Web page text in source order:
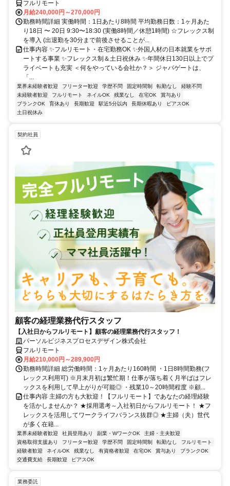
フルリモート
月給240,000円～270,000円
勤務時間詳細 実働時間：1日あたり8時間 平均勤務日数：1ヶ月あた
り18日 〜 20日 9:30〜18:30 (実働8時間／休憩1時間) ☆フレックス制
を導入 (出退勤を30分まで前後させることが...
仕事内容 ✨フルリモート・在宅勤務OK ✨外国人材の日本就業をサポ
ートする事業 ✨フレックス制＆土日祝休み ✨年間休日130日以上でプ
ライベートも充実 ＜何をやっている会社か？＞ ジャパゲートは、
「...
業界未経験者歓迎 フリーター歓迎 学歴不問 固定時間制 転勤なし
経験不問
未経験者歓迎
フルリモート ネイルOK 残業なし 在宅OK
賞与あり
ブランクOK
育休あり 長期歓迎 駅近5分以内 長期休暇あり
ピアスOK
土日祝休み
契約社員
顧客の経理業務代行スタッフ
【入社日からフルリモート】顧客の経理業務代行スタッフ！
パーソルビジネスプロセスデザイン株式会社
フルリモート
月給210,000円～289,900円
勤務時間詳細 総労働時間：1ヶ月あたり160時間 ・1日8時間勤務(フ
レックス利用可) ※月末月初は繁忙期！仕事が落ち着く月半ばはフレ
ックスを利用して早上がりが可能◎ ・残業10～20時間程度 ※顧...
仕事内容 主婦の方も大歓迎！【フルリモート】であなたの経理経験
を活かしませんか？ ★採用選考～入社初日からフルリモート！ ★フ
レックスを活用してワークライフバランス抜群◎ ★主婦（夫）世代
が多く在籍...
業界未経験者歓迎 社員登用あり 副業・WワークOK
主婦・主夫歓迎
資格取得支援あり
フリーター歓迎 学歴不問 固定時間制 転勤なし
フルリモート
経験者歓迎
ネイルOK 残業なし 有資格者歓迎 在宅OK 賞与あり
ブランクOK
交通費支給
長期歓迎 ピアスOK
業務委託